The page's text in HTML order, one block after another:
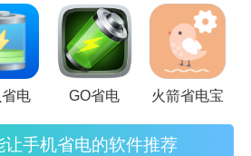
能，保持手机电量始终处于最佳
电 GO省电 火箭省电宝
让手机省电的软件推荐